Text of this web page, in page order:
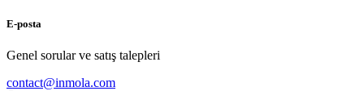
E-posta
Genel sorular ve satış talepleri
contact@inmola.com